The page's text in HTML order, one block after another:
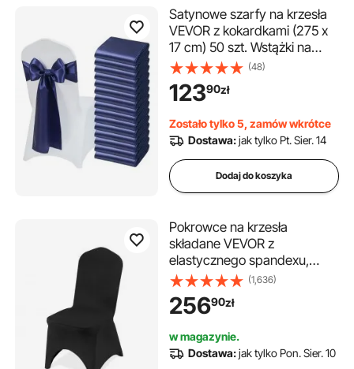
Satynowe szarfy na krzesła
VEVOR z kokardkami (275 x
17 cm) 50 szt. Wstążki na
krzesła do krawatów, wstążki
na krzesła na wesela,
przyjęcia, dekoracje,
krzesła bankietowe, kokardy
na krzesła, granatowe
(48)
12390zł
Zostało tylko 5, zamów wkrótce
Dostawa:jak tylko Pt. Sier. 14
Dodaj do koszyka
Pokrowce na krzesła
składane VEVOR z
elastycznego spandexu,
uniwersalne, z zakrzywionym
przodem, zdejmowane i
nadające się do prania, na
uroczystości (opakowanie 50
sztuk, czarne)
(1,636)
25690zł
w magazynie.
Dostawa:jak tylko Pon. Sier. 10